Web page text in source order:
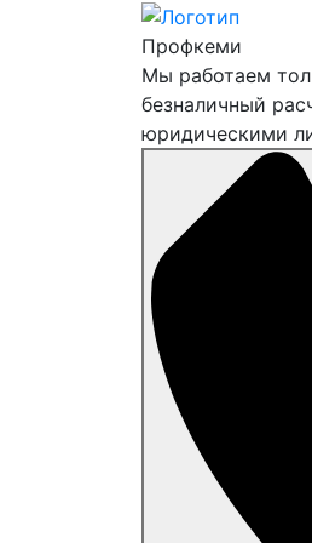
Профкеми
Мы работаем
безналичный
юридическими